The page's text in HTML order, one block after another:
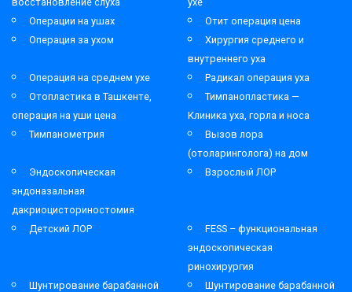
Операции на ушах
Отит операция цена
Операция за ухом
Хирургия среднего и
внутреннего уха
Операция на среднем ухе
Радикал операция уха
Отопластика в Ташкенте,
операция на уши цена
Тимпанопластика —
Клиника уха, горла и носа
Тимпанометрия
Вызов лора
(отоларинголога) на дом
Эндоскопическая
эндоназальная
дакриоцисториностомия
Взрослый ЛОР
Детский ЛОР
FESS – функциональная
эндоскопическая
ринохирургия
Шунтирование барабанной
Шунтирование барабанной